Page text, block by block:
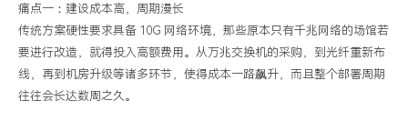
痛点一：建设成本高，周期漫长
传统方案硬性要求具备 10G 网络环境，那些原本只有千兆网络的场馆若
要进行改造，就得投入高额费用。从万兆交换机的采购，到光纤重新布
线，再到机房升级等诸多环节，使得成本一路飙升，而且整个部署周期
往往会长达数周之久。